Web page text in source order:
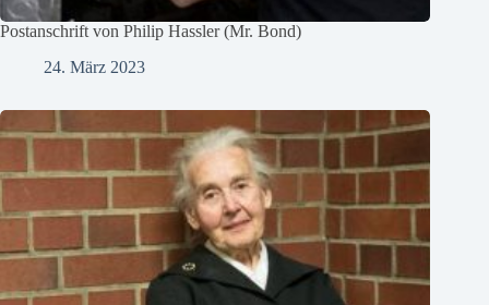
Postanschrift von Philip Hassler (Mr. Bond)
24. März 2023